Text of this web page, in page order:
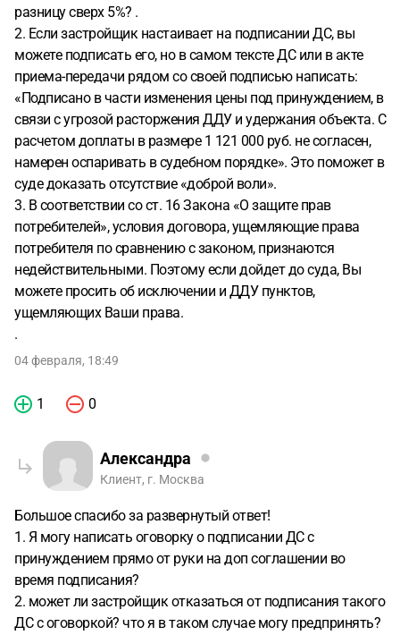
разницу сверх 5%? .
2. Если застройщик настаивает на подписании ДС, вы
можете подписать его, но в самом тексте ДС или в акте
приема-передачи рядом со своей подписью написать:
«Подписано в части изменения цены под принуждением, в
связи с угрозой расторжения ДДУ и удержания объекта. С
расчетом доплаты в размере 1 121 000 руб. не согласен,
намерен оспаривать в судебном порядке». Это поможет в
суде доказать отсутствие «доброй воли».
3. В соответствии со ст. 16 Закона «О защите прав
потребителей», условия договора, ущемляющие права
потребителя по сравнению с законом, признаются
недействительными. Поэтому если дойдет до суда, Вы
можете просить об исключении и ДДУ пунктов,
ущемляющих Ваши права.
.
04 февраля, 18:49
1 0
Александра
Клиент, г. Москва
Большое спасибо за развернутый ответ!
1. Я могу написать оговорку о подписании ДС с
принуждением прямо от руки на доп соглашении во
время подписания?
2. может ли застройщик отказаться от подписания такого
ДС с оговоркой? что я в таком случае могу предпринять?